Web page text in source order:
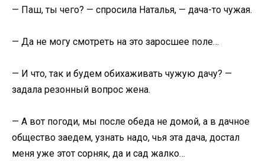
— Паш, ты чего? — спросила Наталья, — дача-то чужая.
— Да не могу смотреть на это заросшее поле…
— И что, так и будем обихаживать чужую дачу? —
задала резонный вопрос жена.
— А вот погоди, мы после обеда не домой, а в дачное
общество заедем, узнать надо, чья эта дача, достал
меня уже этот сорняк, да и сад жалко…